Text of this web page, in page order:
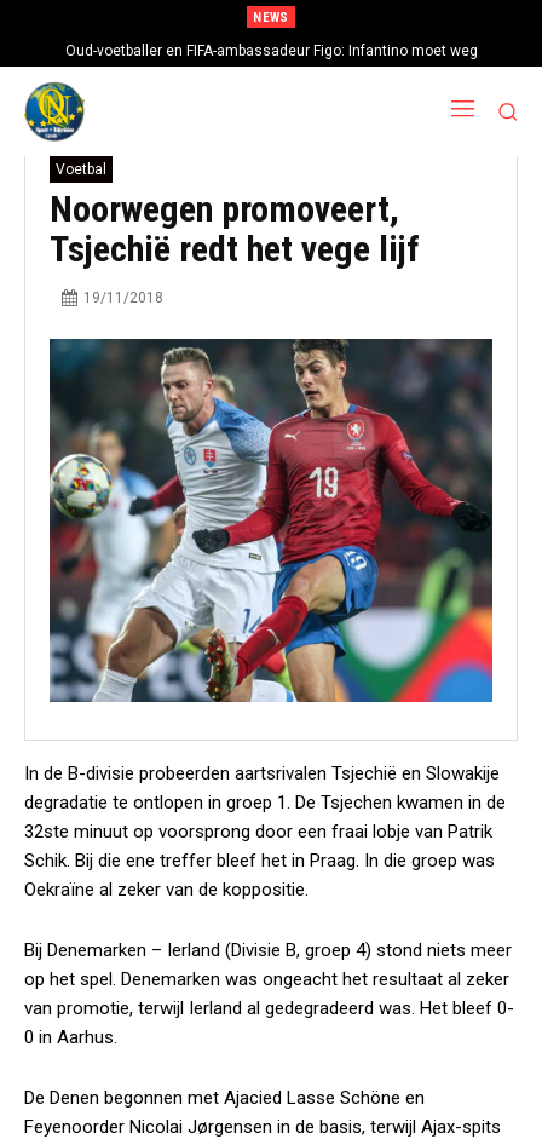
NEWS
Oud-voetballer en FIFA-ambassadeur Figo: Infantino moet weg
Voetbal
Noorwegen promoveert,
Tsjechië redt het vege lijf
19/11/2018
In de B-divisie probeerden aartsrivalen Tsjechië en Slowakije
degradatie te ontlopen in groep 1. De Tsjechen kwamen in de
32ste minuut op voorsprong door een fraai lobje van Patrik
Schik. Bij die ene treffer bleef het in Praag. In die groep was
Oekraïne al zeker van de koppositie.
Bij Denemarken – Ierland (Divisie B, groep 4) stond niets meer
op het spel. Denemarken was ongeacht het resultaat al zeker
van promotie, terwijl Ierland al gedegradeerd was. Het bleef 0-
0 in Aarhus.
De Denen begonnen met Ajacied Lasse Schöne en
Feyenoorder Nicolai Jørgensen in de basis, terwijl Ajax-spits